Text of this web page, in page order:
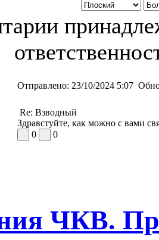
Отправлено: 23/10/2024 5:07
Re: Взводный
Здравстуйте, как можно с вами
0
0
ЧКВ.